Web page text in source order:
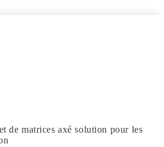
de matrices axé solution pour les